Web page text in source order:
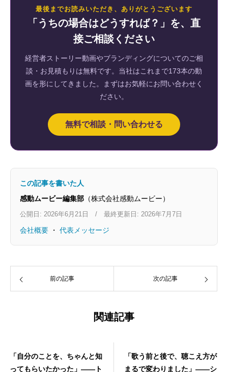
最後までお読みいただき、ありがとうございます
「うちの場合はどうすれば？」を、直
接ご相談ください
経営者ストーリー動画やブランディングについてのご相
談・お見積もりは無料です。当社はこれまで173本の動
画を形にしてきました。まずはお気軽にお問い合わせく
ださい。
無料で相談・問い合わせる
この記事を書いた人
感動ムービー編集部 （株式会社感動ムービー）
公開日: 2026年6月21日 / 最終更新日: 2026年7月7日
会社概要 ・ 代表メッセージ
前の記事 次の記事
関連記事
「自分のことを、ちゃんと知
ってもらいたかった」——ト
「歌う前と後で、聴こえ方が
まるで変わりました」——シ